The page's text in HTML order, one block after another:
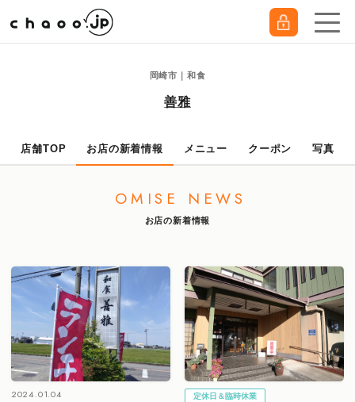
岡崎市｜和食
善雅
店舗TOP お店の新着情報 メニュー クーポン 写真
OMISE NEWS
お店の新着情報
2024.01.04 定休日＆臨時休業